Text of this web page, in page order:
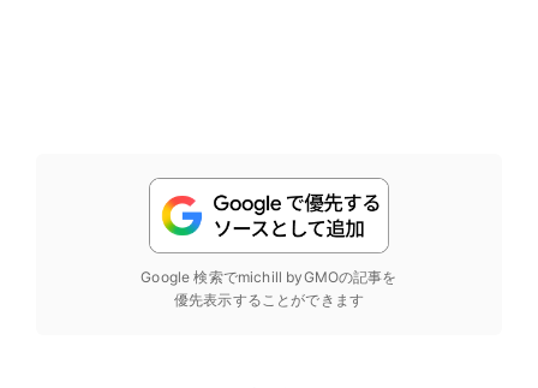
Google 検索でmichill byGMOの記事を
優先表示することができます